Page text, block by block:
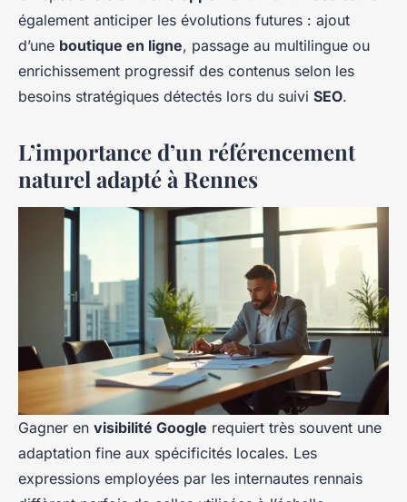
également anticiper les évolutions futures : ajout
d’une boutique en ligne, passage au multilingue ou
enrichissement progressif des contenus selon les
besoins stratégiques détectés lors du suivi SEO.
L’importance d’un référencement
naturel adapté à Rennes
Gagner en visibilité Google requiert très souvent une
adaptation fine aux spécificités locales. Les
expressions employées par les internautes rennais